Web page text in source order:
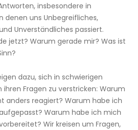
insbesondere in
denen uns Unbegreifliches,
Unverständliches passiert.
jetzt? Warum gerade mir? Was ist
dazu, sich in schwierigen
ihren Fragen zu verstricken: Warum
anders reagiert? Warum habe ich
Warum habe ich mich
Wir kreisen um Fragen,